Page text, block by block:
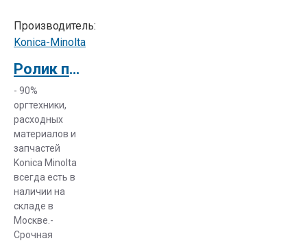
Производитель:
Konica-Minolta
Ролик переноса изображения Transfer Roller Konica Minolta C353P (A02ER71300)
- 90%
оргтехники,
расходных
материалов и
запчастей
Konica Minolta
всегда есть в
наличии на
складе в
Москве.-
Срочная